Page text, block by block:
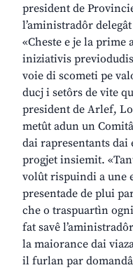
president de
l’aministradôr
«Cheste e je la
iniziativis
voie di scometi pe
ducj i setôrs de vite
president de Arlef,
metût adun un
dai rapresentants
progjet insiemit.
volût rispuindi a une
presentade de plui
che o traspuartìn
fat savê
la maiorance dai
il furlan par